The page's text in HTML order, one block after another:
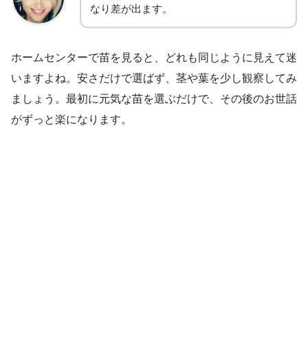
なり差が出ます。
ホームセンターで苗を見ると、どれも同じように見えて迷
いますよね。安さだけで選ばず、茎や葉を少し観察してみ
ましょう。最初に元気な苗を選ぶだけで、その後のお世話
がずっと楽になります。